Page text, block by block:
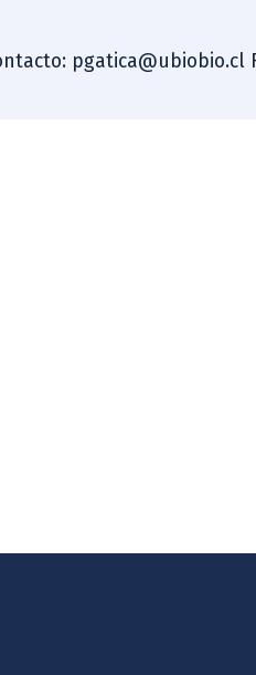
pgatica@ubiobio.cl